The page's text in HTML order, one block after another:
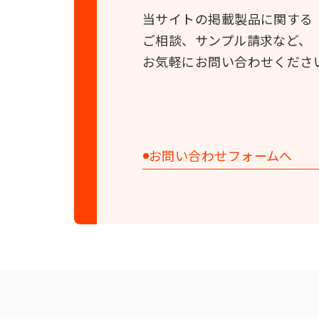
当サイトの掲載製品に関する
ご相談、サンプル請求など、
お気軽にお問い合わせくださ
お問い合わせフォームへ